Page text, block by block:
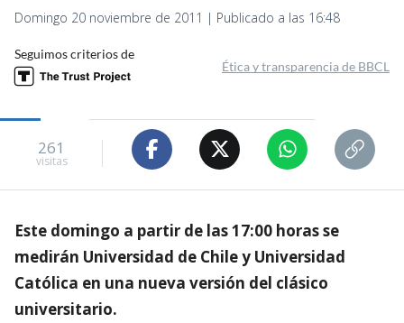
Domingo 20 noviembre de 2011 | Publicado a las 16:48
Seguimos criterios de
Ética y transparencia de BBCL
261
visitas
Este domingo a partir de las 17:00 horas se
medirán Universidad de Chile y Universidad
Católica en una nueva versión del clásico
universitario.